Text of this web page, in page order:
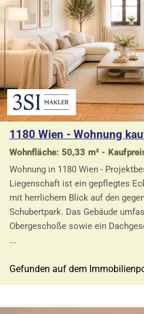
1180 Wien - Wohnung
Wohnfläche: 50,33 m² -
Wohnung in 1180 Wien -
Liegenschaft ist ein gepflegtes
mit herrlichem Blick auf den
Schubertpark. Das Gebäude
Obergeschoße sowie ein
...
Gefunden auf dem